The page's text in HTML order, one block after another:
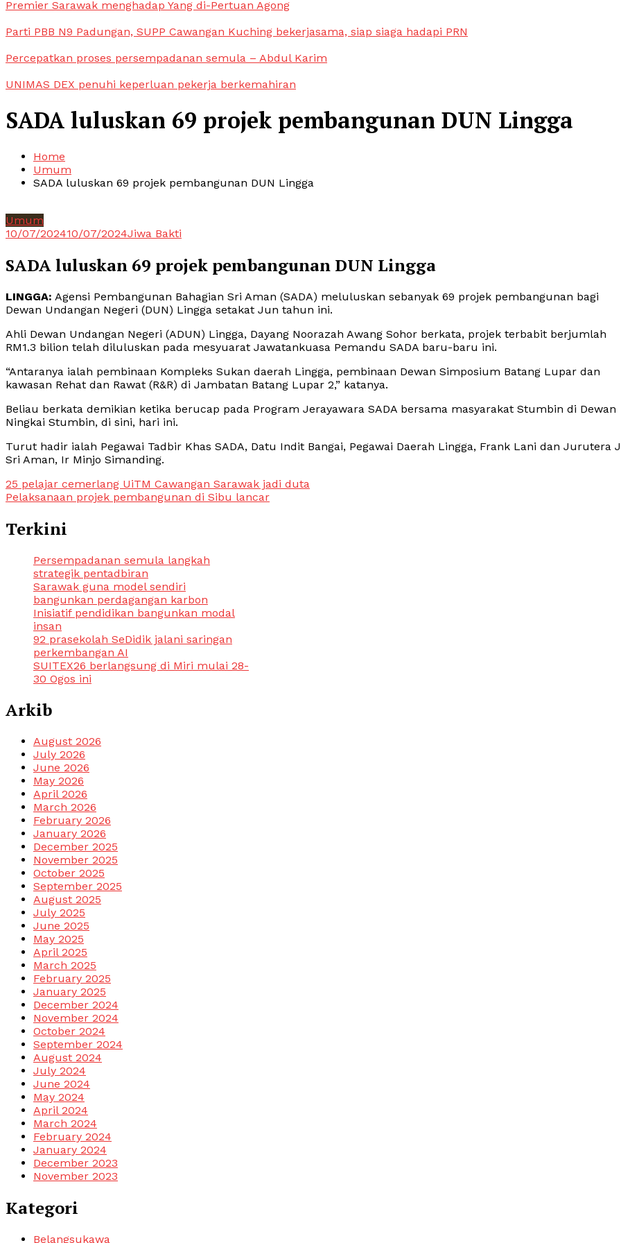
Premier Sarawak menghadap Yang di-Pertuan Agong
Parti PBB N9 Padungan, SUPP Cawangan Kuching bekerjasama, siap siaga hadapi PRN
Percepatkan proses persempadanan semula – Abdul Karim
UNIMAS DEX penuhi keperluan pekerja berkemahiran
SADA luluskan 69 projek pembangunan DUN Lingga
Home
Umum
SADA luluskan 69 projek pembangunan DUN Lingga
Umum
10/07/202410/07/2024Jiwa Bakti
SADA luluskan 69 projek pembangunan DUN Lingga
LINGGA: Agensi Pembangunan Bahagian Sri Aman (SADA) meluluskan sebanyak 69 projek pembangunan bagi
Dewan Undangan Negeri (DUN) Lingga setakat Jun tahun ini.
Ahli Dewan Undangan Negeri (ADUN) Lingga, Dayang Noorazah Awang Sohor berkata, projek terbabit berjumlah
RM1.3 bilion telah diluluskan pada mesyuarat Jawatankuasa Pemandu SADA baru-baru ini.
“Antaranya ialah pembinaan Kompleks Sukan daerah Lingga, pembinaan Dewan Simposium Batang Lupar dan
kawasan Rehat dan Rawat (R&R) di Jambatan Batang Lupar 2,” katanya.
Beliau berkata demikian ketika berucap pada Program Jerayawara SADA bersama masyarakat Stumbin di Dewan
Ningkai Stumbin, di sini, hari ini.
Turut hadir ialah Pegawai Tadbir Khas SADA, Datu Indit Bangai, Pegawai Daerah Lingga, Frank Lani dan Jurutera
Sri Aman, Ir Minjo Simanding.
Post
navigation
25 pelajar cemerlang UiTM Cawangan Sarawak jadi duta
Pelaksanaan projek pembangunan di Sibu lancar
Terkini
Persempadanan semula langkah
strategik pentadbiran
Sarawak guna model sendiri
bangunkan perdagangan karbon
Inisiatif pendidikan bangunkan modal
insan
92 prasekolah SeDidik jalani saringan
perkembangan AI
SUITEX26 berlangsung di Miri mulai 28-
30 Ogos ini
Arkib
August 2026
July 2026
June 2026
May 2026
April 2026
March 2026
February 2026
January 2026
December 2025
November 2025
October 2025
September 2025
August 2025
July 2025
June 2025
May 2025
April 2025
March 2025
February 2025
January 2025
December 2024
November 2024
October 2024
September 2024
August 2024
July 2024
June 2024
May 2024
April 2024
March 2024
February 2024
January 2024
December 2023
November 2023
Kategori
Belangsukawa